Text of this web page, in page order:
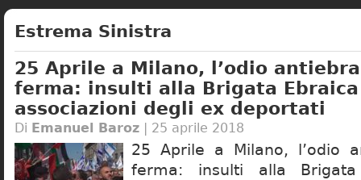
Non dimenticare Storia di Israele
Estrema Sinistra
25 Aprile a Milano, l’odio
ferma: insulti alla Brigata
associazioni degli ex deportati
Di Emanuel Baroz | 25 aprile 2018
25 Aprile a Milano, l’odio
ferma: insulti alla